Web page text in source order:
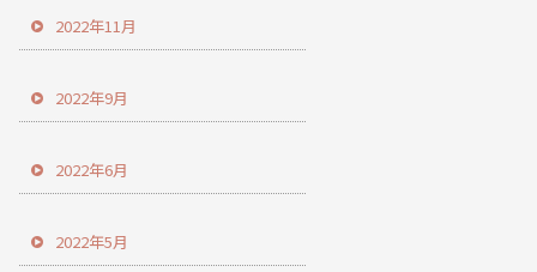
2022年11月
2022年9月
2022年6月
2022年5月